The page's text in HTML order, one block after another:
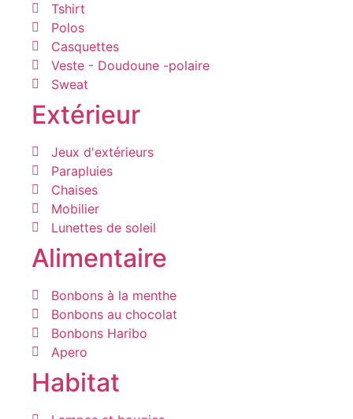
Tshirt
Polos
Casquettes
Veste - Doudoune -polaire
Sweat
Extérieur
Jeux d'extérieurs
Parapluies
Chaises
Mobilier
Lunettes de soleil
Alimentaire
Bonbons à la menthe
Bonbons au chocolat
Bonbons Haribo
Apero
Habitat